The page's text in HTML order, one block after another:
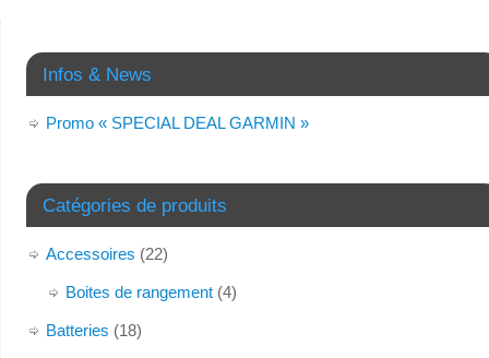
Infos & News
Promo « SPECIAL DEAL GARMIN »
Catégories de produits
Accessoires (22)
Boites de rangement (4)
Batteries (18)